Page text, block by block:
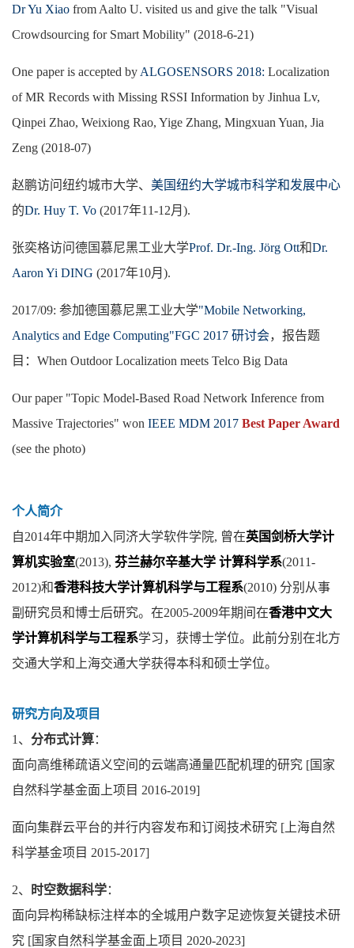
Dr Yu Xiao from Aalto U. visited us and give the talk "Visual
Crowdsourcing for Smart Mobility" (2018-6-21)
One paper is accepted by ALGOSENSORS 2018: Localization
of MR Records with Missing RSSI Information by Jinhua Lv,
Qinpei Zhao, Weixiong Rao, Yige Zhang, Mingxuan Yuan, Jia
Zeng (2018-07)
赵鹏访问纽约城市大学、 美国纽约大学城市科学和发展中心
的Dr. Huy T. Vo (2017年11-12月).
张奕格访问德国慕尼黑工业大学Prof. Dr.-Ing. Jörg Ott和Dr.
Aaron Yi DING (2017年10月 ).
2017/09: 参加德国慕尼黑工业大学"Mobile Networking,
Analytics and Edge Computing"FGC 2017 研讨会，报告题
目：When Outdoor Localization meets Telco Big Data
Our paper "Topic Model-Based Road Network Inference from
Massive Trajectories" won IEEE MDM 2017 Best Paper Award
(see the photo)
个人简介
自2014年中期加入同济大学软件学院, 曾在英国剑桥大学计
算机实验室(2013), 芬兰赫尔辛基大学 计算科学系(2011-
2012)和香港科技大学计算机科学与工程系(2010) 分别从事
副研究员和博士后研究。在2005-2009年期间在香港中文大
学计算机科学与工程系学习，获博士学位。此前分别在北方
交通大学和上海交通大学获得本科和硕士学位。
研究方向及项目
1、 分布式计算：
面向高维稀疏语义空间的云端高通量匹配机理的研究 [国家
自然科学基金面上项目 2016-2019]
面向集群云平台的并行内容发布和订阅技术研究 [上海自然
科学基金项目 2015-2017]
2、 时空数据科学：
面向异构稀缺标注样本的全城用户数字足迹恢复关键技术研
究 [国家自然科学基金面上项目 2020-2023]